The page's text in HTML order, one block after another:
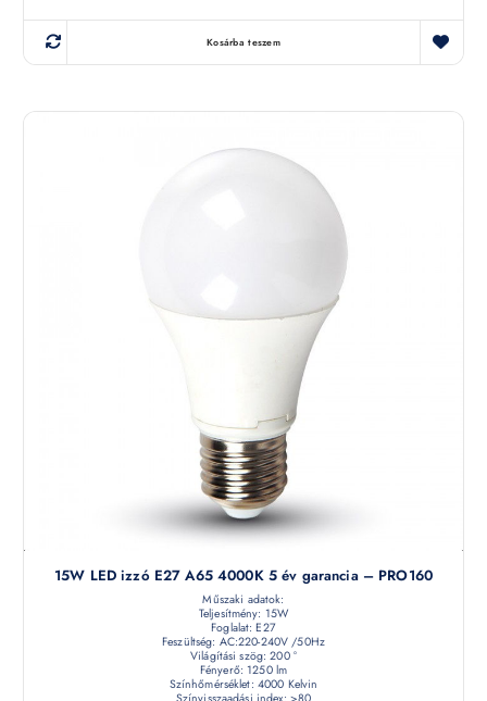
Kosárba teszem
15W LED izzó E27 A65 4000K 5 év garancia – PRO160
Műszaki adatok:
Teljesítmény: 15W
Foglalat: E27
Feszültség: AC:220-240V /50Hz
Világítási szög: 200 °
Fényerő: 1250 lm
Színhőmérséklet: 4000 Kelvin